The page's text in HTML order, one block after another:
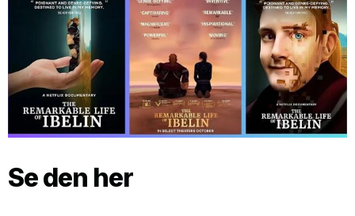
Se den her